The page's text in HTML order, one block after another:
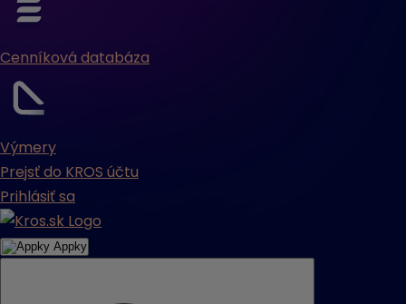
Cenníková databáza
Výmery
Prejsť do KROS účtu
Prihlásiť sa
Appky